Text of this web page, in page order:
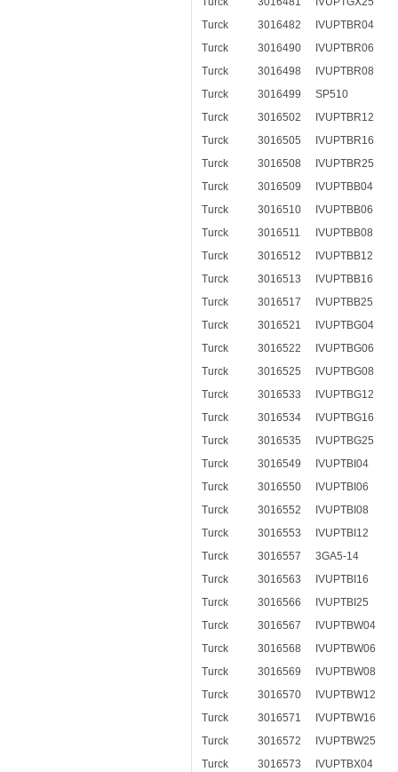
Turck
3016482
IVUPTBR04
Turck
3016490
IVUPTBR06
Turck
3016498
IVUPTBR08
Turck
3016499
SP510
Turck
3016502
IVUPTBR12
Turck
3016505
IVUPTBR16
Turck
3016508
IVUPTBR25
Turck
3016509
IVUPTBB04
Turck
3016510
IVUPTBB06
Turck
3016511
IVUPTBB08
Turck
3016512
IVUPTBB12
Turck
3016513
IVUPTBB16
Turck
3016517
IVUPTBB25
Turck
3016521
IVUPTBG04
Turck
3016522
IVUPTBG06
Turck
3016525
IVUPTBG08
Turck
3016533
IVUPTBG12
Turck
3016534
IVUPTBG16
Turck
3016535
IVUPTBG25
Turck
3016549
IVUPTBI04
Turck
3016550
IVUPTBI06
Turck
3016552
IVUPTBI08
Turck
3016553
IVUPTBI12
Turck
3016557
3GA5-14
Turck
3016563
IVUPTBI16
Turck
3016566
IVUPTBI25
Turck
3016567
IVUPTBW04
Turck
3016568
IVUPTBW06
Turck
3016569
IVUPTBW08
Turck
3016570
IVUPTBW12
Turck
3016571
IVUPTBW16
Turck
3016572
IVUPTBW25
Turck
3016573
IVUPTBX04